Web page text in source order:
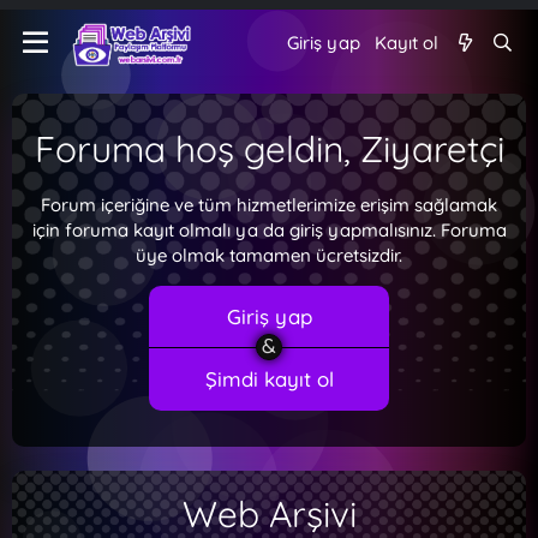
Giriş yap Kayıt ol
Foruma hoş geldin, Ziyaretçi
Forum içeriğine ve tüm hizmetlerimize erişim sağlamak
için foruma kayıt olmalı ya da giriş yapmalısınız. Foruma
üye olmak tamamen ücretsizdir.
Giriş yap
Şimdi kayıt ol
Web Arşivi